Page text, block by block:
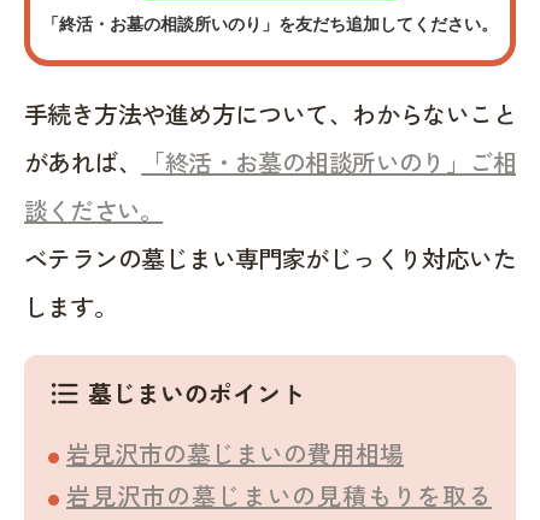
「終活・お墓の相談所いのり」を友だち追加してください。
手続き方法や進め方について、わからないこと
があれば、
「終活・お墓の相談所いのり」ご相
談ください。
ベテランの墓じまい専門家がじっくり対応いた
します。
format_list_bulleted 墓じまいのポイント
岩見沢市の墓じまいの費用相場
岩見沢市の墓じまいの見積もりを取る